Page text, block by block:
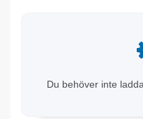
Du behöver inte